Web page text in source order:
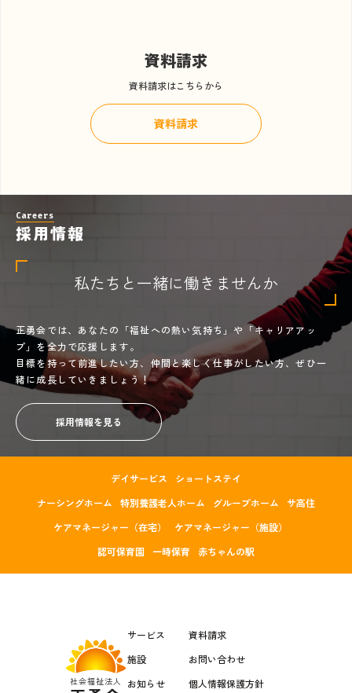
資料請求
資料請求はこちらから
資料請求
Careers
採用情報
私たちと一緒に働きませんか
正勇会では、あなたの「福祉への熱い気持ち」や「キャリアアッ
プ」を全力で応援します。
目標を持って前進したい方、仲間と楽しく仕事がしたい方、ぜひ一
緒に成長していきましょう！
採用情報を見る
社会福祉法人
サービス
施設
お知らせ
資料請求
お問い合わせ
個人情報保護方針
デイサービス
ショートステイ
ナーシングホーム
特別養護老人ホーム グループホーム
サ高住
ケアマネージャー（在宅）
ケアマネージャー（施設）
認可保育園
一時保育 赤ちゃんの駅